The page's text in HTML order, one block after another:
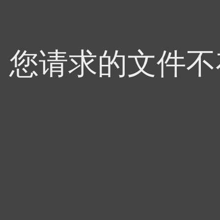
您请求的文件